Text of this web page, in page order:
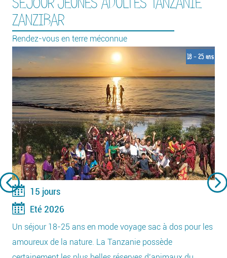
ZANZIBAR
Rendez-vous en terre méconnue
18 - 25 ans
15 jours
Eté 2026
Un séjour 18-25 ans en mode voyage sac à dos pour les
amoureux de la nature. La Tanzanie possède